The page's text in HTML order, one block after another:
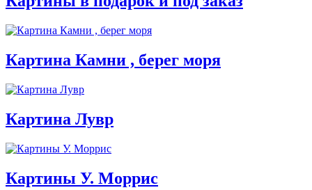
Картина Камни , берег моря
Картина Лувр
Картины У. Моррис